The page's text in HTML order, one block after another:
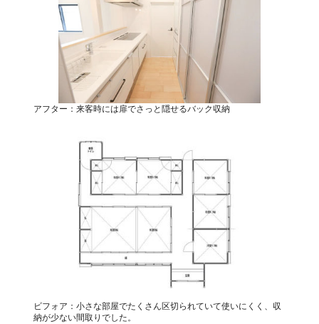
アフター：来客時には扉でさっと隠せるバック収納
ビフォア：小さな部屋でたくさん区切られていて使いにくく、収
納が少ない間取りでした。